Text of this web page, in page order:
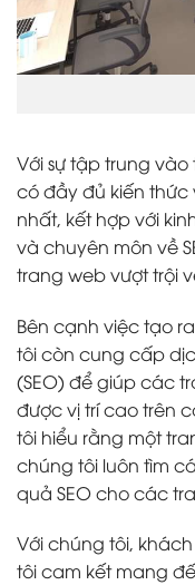
Với sự tập trung
có đầy đủ kiến thức
nhất, kết hợp với
và chuyên môn về
trang web vượt trội
Bên cạnh việc tạo
tôi còn cung cấp
(SEO) để giúp các
được vị trí cao trên
tôi hiểu rằng một
chúng tôi luôn tìm
quả SEO cho các
Với chúng tôi,
tôi cam kết mang